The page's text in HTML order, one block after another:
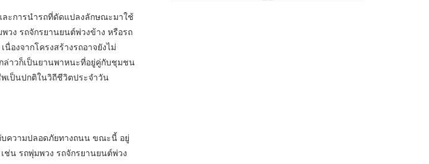
ละการนำรถที่ดัดแปลงลักษณะมาใช้
วง รถจักรยานยนต์พ่วงข้าง หรือรถ
องจากโครงสร้างรถอาจยังไม่
ล่าวก็เป็นยานพาหนะที่อยู่คู่กับชุมชน
เป็นปกติในวิถีชีวิตประจำวัน
ความปลอดภัยทางถนน ขณะนี้ อยู่
ช่น รถพุ่มพวง รถจักรยานยนต์พ่วง